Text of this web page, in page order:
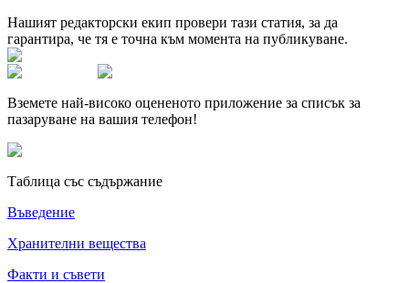
Нашият редакторски екип провери тази статия, за да
гарантира, че тя е точна към момента на публикуване.
Вземете най-високо оцененото приложение за списък за
пазаруване на вашия телефон!
Таблица със съдържание
Въведение
Хранителни вещества
Факти и съвети